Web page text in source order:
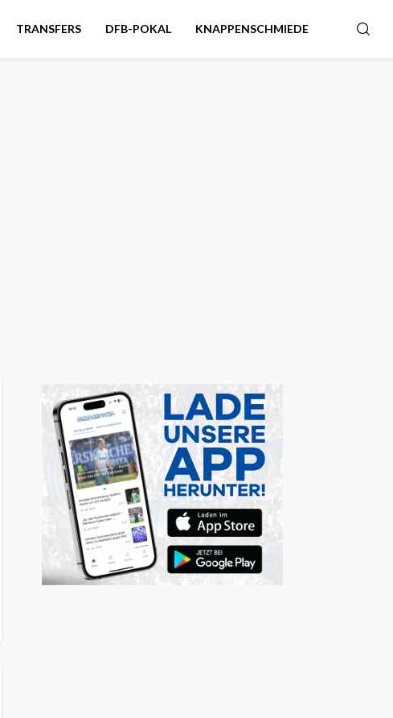
TRANSFERS DFB-POKAL KNAPPENSCHMIEDE